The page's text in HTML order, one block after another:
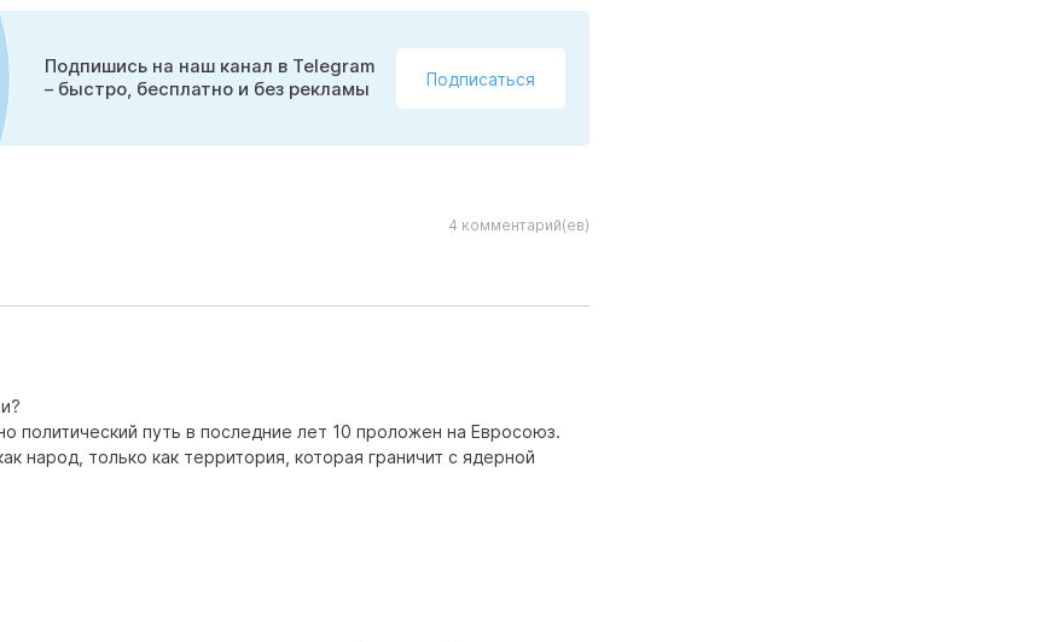
Подпишись на наш канал в Telegram
– быстро, бесплатно и без рекламы
Подписаться
4 комментарий(ев)
политический путь в последние лет 10 проложен на Евросоюз.
народ, только как территория, которая граничит с ядерной